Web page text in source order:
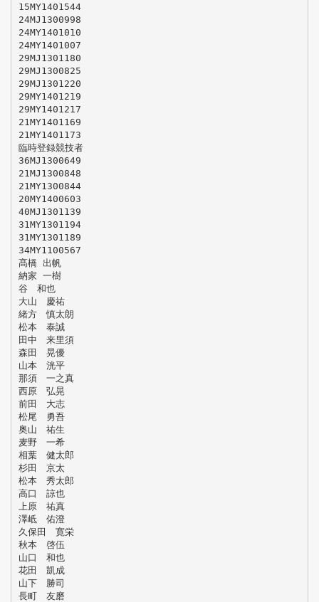
15MY1401544
24MJ1300998
24MY1401010
24MY1401007
29MJ1301180
29MJ1300825
29MJ1301220
29MY1401219
29MY1401217
21MY1401169
21MY1401173
臨時登録競技者
36MJ1300649
21MJ1300848
21MY1300844
20MY1400603
40MJ1301139
31MY1301194
31MY1301189
34MY1100567
髙橋 出帆
納家 一樹
谷 和也
大山 慶祐
緒方 慎太朗
松本 泰誠
田中 来里須
森田 晃優
山本 洸平
那須 一之真
西原 弘晃
前田 大志
松尾 勇吾
奥山 祐生
麦野 一希
相葉 健太郎
杉田 京太
松本 秀太郎
高口 諒也
上原 祐真
澤岻 佑澄
久保田 寛栄
秋本 啓伍
山口 和也
花田 凱成
山下 勝司
長町 友磨